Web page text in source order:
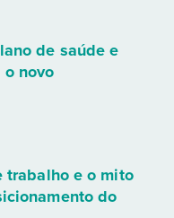
de saúde e
novo
trabalho e o mito
do